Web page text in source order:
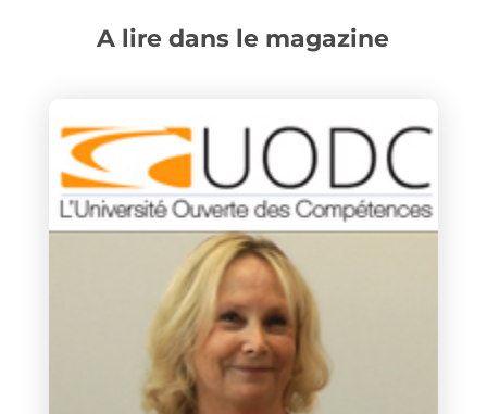
A lire dans le magazine